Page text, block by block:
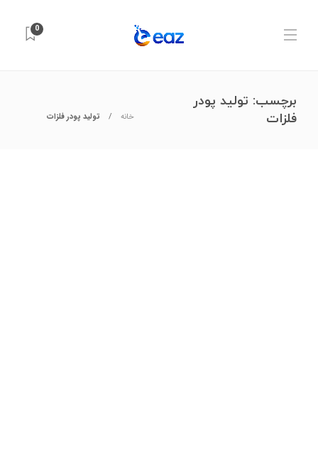
0
برچسب: تولید پودر
فلزات
خانه تولید پودر فلزات